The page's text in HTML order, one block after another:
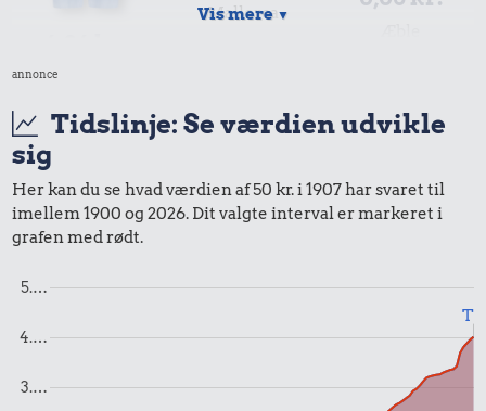
Bukser
Mallorca
100 g garn 1,71 kr. 0,19 kr.
Vis mere ▼
annonce
Tidslinje: Se værdien udvikle
sig
Her kan du se hvad værdien af 50 kr. i 1907 har svaret til
imellem 1900 og 2026. Dit valgte interval er markeret i
grafen med rødt.
3.…
4.…
5.…
Til